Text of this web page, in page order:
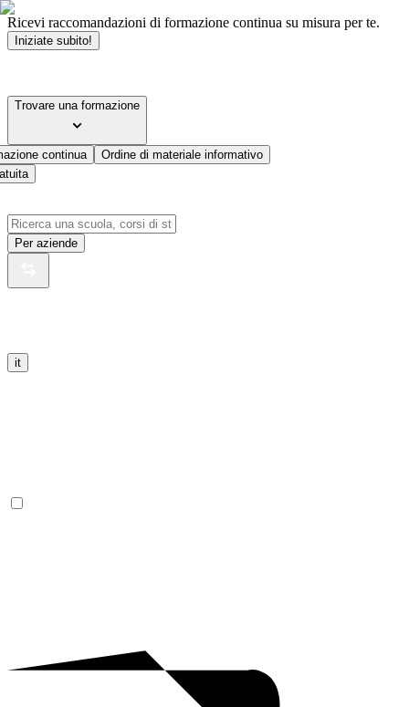
Ricevi raccomandazioni di formazione continua su misura per te.
Iniziate subito!
Trovare una formazione
continua
Ordine di materiale informativo
Per aziende
it